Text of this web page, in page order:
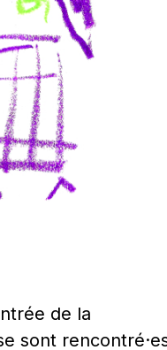
de la
sont